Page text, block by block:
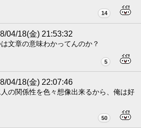
14
04/18(金) 21:53:32
文章の意味わかってんのか？
5
04/18(金) 22:07:46
の関係性を色々想像出来るから、俺は好
50